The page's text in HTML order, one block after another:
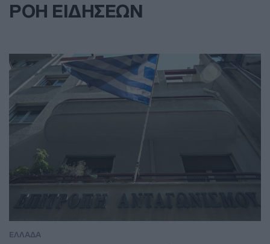
ΡΟΗ ΕΙΔΗΣΕΩΝ
ΕΛΛΑΔΑ